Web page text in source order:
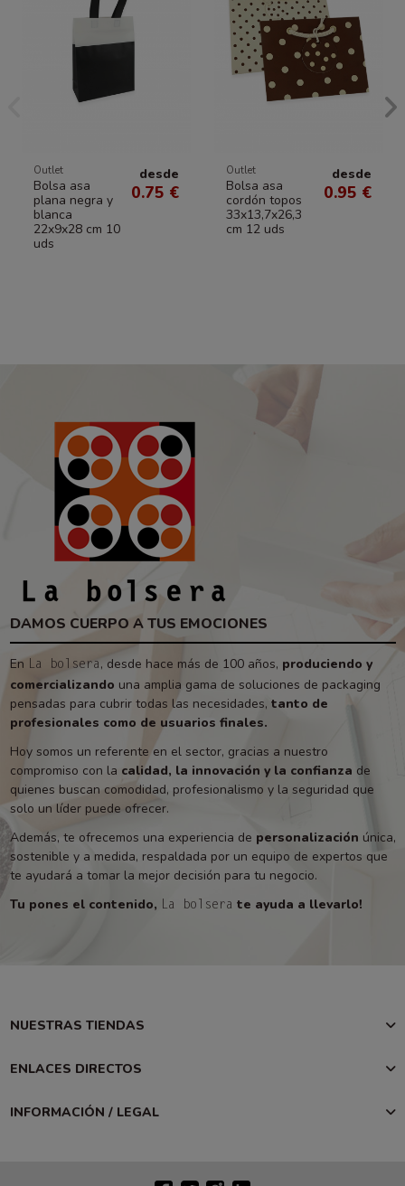
Outlet
Bolsa asa
plana negra y
blanca
22x9x28 cm 10
uds
desde
0.75 €
Outlet
Bolsa asa
cordón topos
33x13,7x26,3
cm 12 uds
desde
0.95 €
DAMOS CUERPO A TUS EMOCIONES
En La bolsera , desde hace más de 100 años, produciendo y
comercializando una amplia gama de soluciones de packaging
pensadas para cubrir todas las necesidades, tanto de
profesionales como de usuarios finales.
Hoy somos un referente en el sector, gracias a nuestro
compromiso con la calidad, la innovación y la confianza de
quienes buscan comodidad, profesionalismo y la seguridad que
solo un líder puede ofrecer.
Además, te ofrecemos una experiencia de personalización única,
sostenible y a medida, respaldada por un equipo de expertos que
te ayudará a tomar la mejor decisión para tu negocio.
Tu pones el contenido, La bolsera te ayuda a llevarlo!
NUESTRAS TIENDAS
ENLACES DIRECTOS
INFORMACIÓN / LEGAL